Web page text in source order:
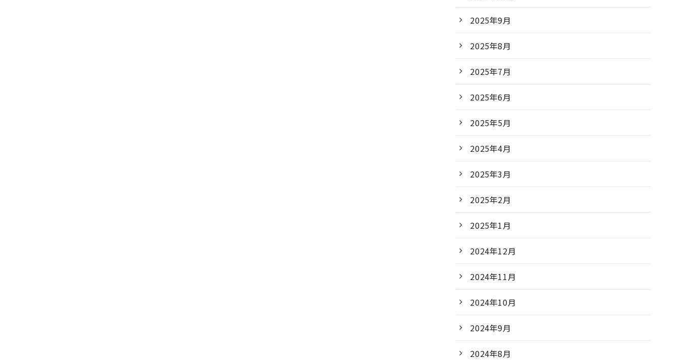
2025年9月
2025年8月
2025年7月
2025年6月
2025年5月
2025年4月
2025年3月
2025年2月
2025年1月
2024年12月
2024年11月
2024年10月
2024年9月
2024年8月